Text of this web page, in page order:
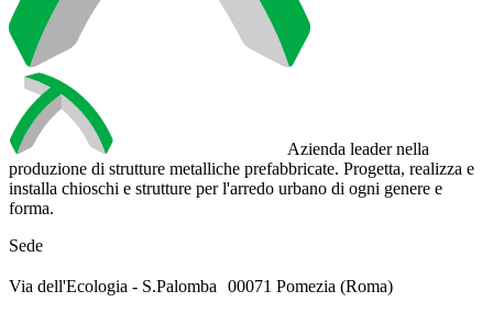
Azienda leader nella
produzione di strutture metalliche prefabbricate. Progetta, realizza e
installa chioschi e strutture per l'arredo urbano di ogni genere e
forma.
Sede
Via dell'Ecologia - S.Palomba 00071 Pomezia (Roma)